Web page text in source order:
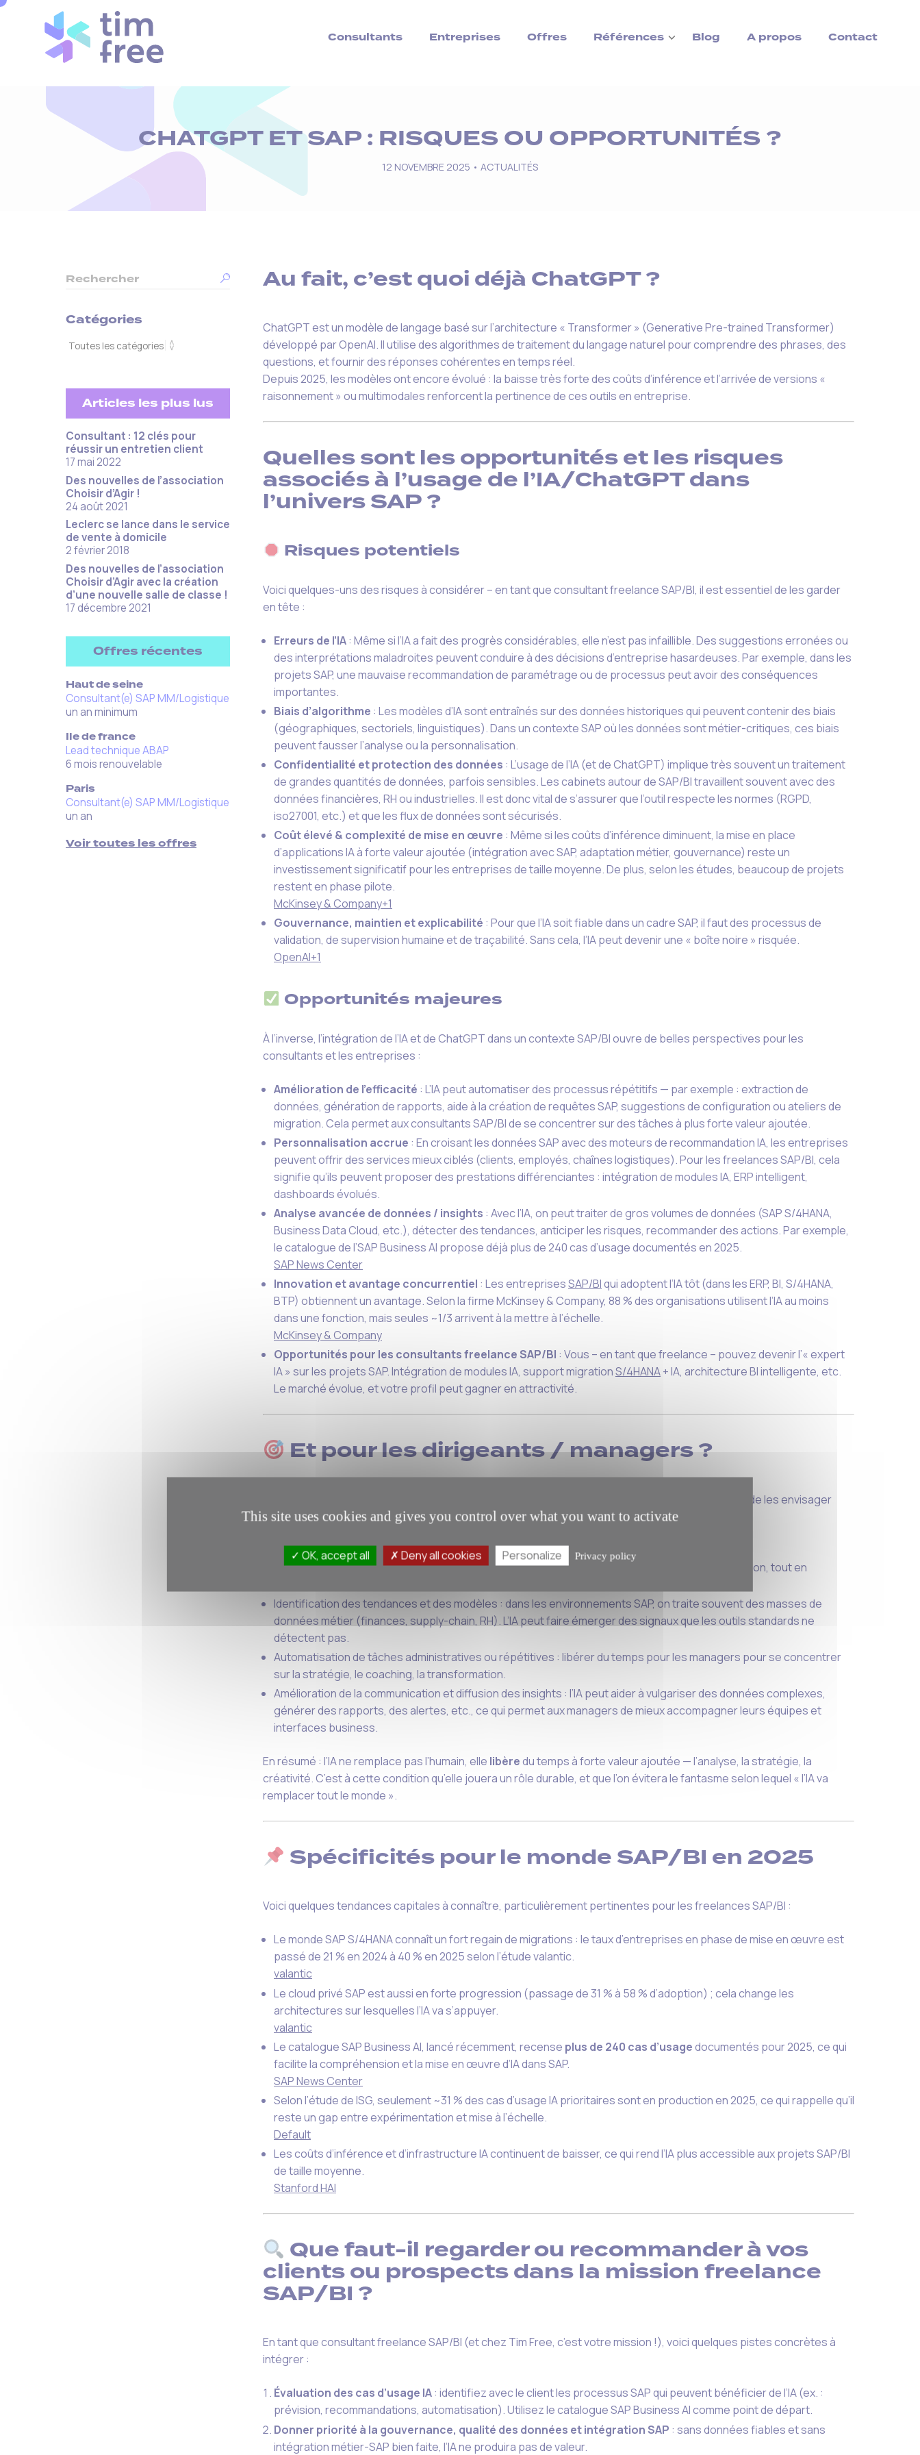
Consultants Entreprises Offres Références Blog A propos Contact
CHATGPT ET SAP : RISQUES OU OPPORTUNITÉS ?
12 NOVEMBRE 2025 • ACTUALITÉS
Catégories
Articles les plus lus
Consultant : 12 clés pour
réussir un entretien client ​
17 mai 2022
Des nouvelles de l’association
Choisir d’Agir !
24 août 2021
Leclerc se lance dans le service
de vente à domicile
2 février 2018
Des nouvelles de l’association
Choisir d’Agir avec la création
d’une nouvelle salle de classe !
17 décembre 2021
Offres récentes
Haut de seine
Consultant(e) SAP MM/Logistique
un an minimum
Ile de france
Lead technique ABAP
6 mois renouvelable
Paris
Consultant(e) SAP MM/Logistique
un an
Voir toutes les offres
Au fait, c’est quoi déjà ChatGPT ?
ChatGPT est un modèle de langage basé sur l’architecture « Transformer » (Generative Pre-trained Transformer)
développé par OpenAI. Il utilise des algorithmes de traitement du langage naturel pour comprendre des phrases, des
questions, et fournir des réponses cohérentes en temps réel.
Depuis 2025, les modèles ont encore évolué : la baisse très forte des coûts d’inférence et l’arrivée de versions «
raisonnement » ou multimodales renforcent la pertinence de ces outils en entreprise.
Quelles sont les opportunités et les risques
associés à l’usage de l’IA/ChatGPT dans
l’univers SAP ?
Risques potentiels
Voici quelques-uns des risques à considérer – en tant que consultant freelance SAP/BI, il est essentiel de les garder
en tête :
Erreurs de l’IA: Même si l’IA a fait des progrès considérables, elle n’est pas infaillible. Des suggestions erronées ou
des interprétations maladroites peuvent conduire à des décisions d’entreprise hasardeuses. Par exemple, dans les
projets SAP, une mauvaise recommandation de paramétrage ou de processus peut avoir des conséquences
importantes.
Biais d’algorithme : Les modèles d’IA sont entraînés sur des données historiques qui peuvent contenir des biais
(géographiques, sectoriels, linguistiques). Dans un contexte SAP où les données sont métier-critiques, ces biais
peuvent fausser l’analyse ou la personnalisation.
Confidentialité et protection des données : L’usage de l’IA (et de ChatGPT) implique très souvent un traitement
de grandes quantités de données, parfois sensibles. Les cabinets autour de SAP/BI travaillent souvent avec des
données financières, RH ou industrielles. Il est donc vital de s’assurer que l’outil respecte les normes (RGPD,
iso27001, etc.) et que les flux de données sont sécurisés.
Coût élevé & complexité de mise en œuvre : Même si les coûts d’inférence diminuent, la mise en place
d’applications IA à forte valeur ajoutée (intégration avec SAP, adaptation métier, gouvernance) reste un
investissement significatif pour les entreprises de taille moyenne. De plus, selon les études, beaucoup de projets
restent en phase pilote.
McKinsey & Company+1
Gouvernance, maintien et explicabilité : Pour que l’IA soit fiable dans un cadre SAP, il faut des processus de
validation, de supervision humaine et de traçabilité. Sans cela, l’IA peut devenir une « boîte noire » risquée.
OpenAI+1
Opportunités majeures
À l’inverse, l’intégration de l’IA et de ChatGPT dans un contexte SAP/BI ouvre de belles perspectives pour les
consultants et les entreprises :
Amélioration de l’efficacité : L’IA peut automatiser des processus répétitifs — par exemple : extraction de
données, génération de rapports, aide à la création de requêtes SAP, suggestions de configuration ou ateliers de
migration. Cela permet aux consultants SAP/BI de se concentrer sur des tâches à plus forte valeur ajoutée.
Personnalisation accrue : En croisant les données SAP avec des moteurs de recommandation IA, les entreprises
peuvent offrir des services mieux ciblés (clients, employés, chaînes logistiques). Pour les freelances SAP/BI, cela
signifie qu’ils peuvent proposer des prestations différenciantes : intégration de modules IA, ERP intelligent,
dashboards évolués.
Analyse avancée de données / insights : Avec l’IA, on peut traiter de gros volumes de données (SAP S/4HANA,
Business Data Cloud, etc.), détecter des tendances, anticiper les risques, recommander des actions. Par exemple,
le catalogue de l’SAP Business AI propose déjà plus de 240 cas d’usage documentés en 2025.
SAP News Center
Innovation et avantage concurrentiel : Les entreprisesSAP/BIqui adoptent l’IA tôt (dans les ERP, BI, S/4HANA,
BTP) obtiennent un avantage. Selon la firme McKinsey & Company, 88 % des organisations utilisent l’IA au moins
dans une fonction, mais seules ~1/3 arrivent à la mettre à l’échelle.
McKinsey & Company
Opportunités pour les consultants freelance SAP/BI : Vous – en tant que freelance – pouvez devenir l’« expert
IA » sur les projets SAP. Intégration de modules IA, support migrationS/4HANA+ IA, architecture BI intelligente, etc.
Le marché évolue, et votre profil peut gagner en attractivité.
Et pour les dirigeants / managers ?
L’IA, et notamment ChatGPT, peuvent devenir de véritables co-pilotes stratégiques — à condition de les envisager
commeoutiletpartenaire, et non comme substitut.
Accès à des informations et à des analyses plus profondes : l’IA peut accélérer la prise de décision, tout en
Identification des tendances et des modèles : dans les environnements SAP, on traite souvent des masses de
données métier (finances, supply-chain, RH). L’IA peut faire émerger des signaux que les outils standards ne
détectent pas.
Automatisation de tâches administratives ou répétitives : libérer du temps pour les managers pour se concentrer
sur la stratégie, le coaching, la transformation.
Amélioration de la communication et diffusion des insights : l’IA peut aider à vulgariser des données complexes,
générer des rapports, des alertes, etc., ce qui permet aux managers de mieux accompagner leurs équipes et
interfaces business.
En résumé : l’IA ne remplace pas l’humain, elle libèredu temps à forte valeur ajoutée — l’analyse, la stratégie, la
créativité. C’est à cette condition qu’elle jouera un rôle durable, et que l’on évitera le fantasme selon lequel « l’IA va
remplacer tout le monde ».
Spécificités pour le monde SAP/BI en 2025
Voici quelques tendances capitales à connaître, particulièrement pertinentes pour les freelances SAP/BI :
Le monde SAP S/4HANA connaît un fort regain de migrations : le taux d’entreprises en phase de mise en œuvre est
passé de 21 % en 2024 à 40 % en 2025 selon l’étude valantic.
valantic
Le cloud privé SAP est aussi en forte progression (passage de 31 % à 58 % d’adoption) ; cela change les
architectures sur lesquelles l’IA va s’appuyer.
valantic
Le catalogue SAP Business AI, lancé récemment, recense plus de 240 cas d’usagedocumentés pour 2025, ce qui
facilite la compréhension et la mise en œuvre d’IA dans SAP.
SAP News Center
Selon l’étude de ISG, seulement ~31 % des cas d’usage IA prioritaires sont en production en 2025, ce qui rappelle qu’il
reste un gap entre expérimentation et mise à l’échelle.
Default
Les coûts d’inférence et d’infrastructure IA continuent de baisser, ce qui rend l’IA plus accessible aux projets SAP/BI
de taille moyenne.
Stanford HAI
Que faut-il regarder ou recommander à vos
clients ou prospects dans la mission freelance
SAP/BI ?
En tant que consultant freelance SAP/BI (et chez Tim Free, c’est votre mission !), voici quelques pistes concrètes à
intégrer :
Évaluation des cas d’usage IA: identifiez avec le client les processus SAP qui peuvent bénéficier de l’IA (ex. :
prévision, recommandations, automatisation). Utilisez le catalogue SAP Business AI comme point de départ.
Donner priorité à la gouvernance, qualité des données et intégration SAP : sans données fiables et sans
intégration métier-SAP bien faite, l’IA ne produira pas de valeur.
Cookies management panel
This site uses cookies and gives you control over what you want to activate
OK, accept all Deny all cookies Personalize Privacy policy